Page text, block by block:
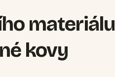
materiálu
kovy